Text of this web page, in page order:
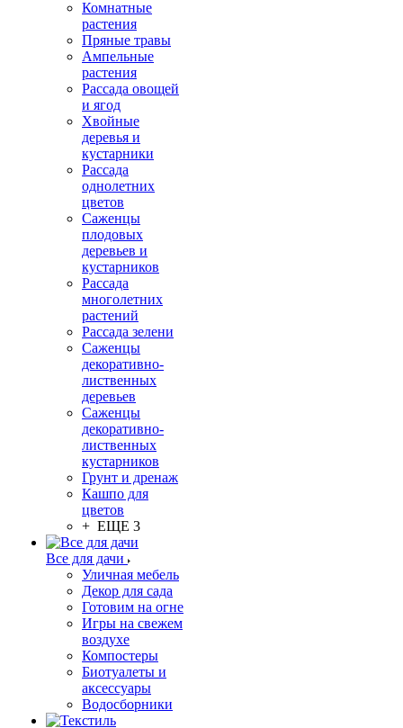
Комнатные
растения
Пряные травы
Ампельные
растения
Рассада овощей
и ягод
Хвойные
деревья и
кустарники
Рассада
однолетних
цветов
Саженцы
плодовых
деревьев и
кустарников
Рассада
многолетних
растений
Рассада зелени
Саженцы
декоративно-
лиственных
деревьев
Саженцы
декоративно-
лиственных
кустарников
Грунт и дренаж
Кашпо для
цветов
+ ЕЩЕ 3
Все для дачи
Уличная мебель
Декор для сада
Готовим на огне
Игры на свежем
воздухе
Компостеры
Биотуалеты и
аксессуары
Водосборники